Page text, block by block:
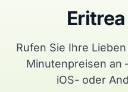
Rufen Sie Ihre
Minutenpreisen an
iOS- oder